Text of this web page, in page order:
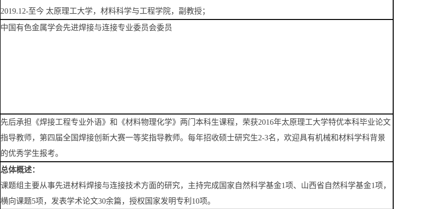
2019.12-至今 太原理工大学，材料科学与工程学院，副教授；
中国有色金属学会先进焊接与连接专业委员会委员
先后承担《焊接工程专业外语》和《材料物理化学》两门本科生课程，荣获2016年太原理工大学特优本科毕业论文
指导教师，第四届全国焊接创新大赛一等奖指导教师。每年招收硕士研究生2-3名，欢迎具有机械和材料学科背景
的优秀学生报考。
总体概述：
课题组主要从事先进材料焊接与连接技术方面的研究，主持完成国家自然科学基金1项、山西省自然科学基金1项，
横向课题5项，发表学术论文30余篇，授权国家发明专利10项。